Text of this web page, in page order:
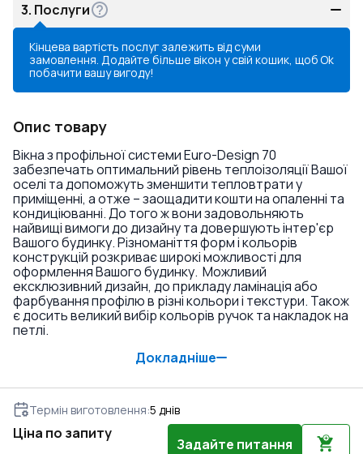
3. Послуги
Кінцева вартість послуг залежить від суми
замовлення. Додайте більше вікон у свій кошик, щоб
побачити вашу вигоду!
Ok
Опис товару
Вікна з профільної системи Euro-Design 70
забезпечать оптимальний рівень теплоізоляції Вашої
оселі та допоможуть зменшити тепловтрати у
приміщенні, а отже – заощадити кошти на опаленні та
кондиціюванні. До того ж вони задовольняють
найвищі вимоги до дизайну та довершують інтер'єр
Вашого будинку. Різноманіття форм і кольорів
конструкцій розкриває широкі можливості для
оформлення Вашого будинку. Можливий
ексклюзивний дизайн, до прикладу ламінація або
фарбування профілю в різні кольори і текстури. Також
є досить великий вибір кольорів ручок та накладок на
петлі.
Докладніше
Термін виготовлення:5 днів
Ціна по запиту
Задайте питання